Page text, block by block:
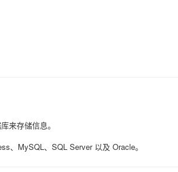
来存储信息。
、MySQL、SQL Server 以及 Oracle。